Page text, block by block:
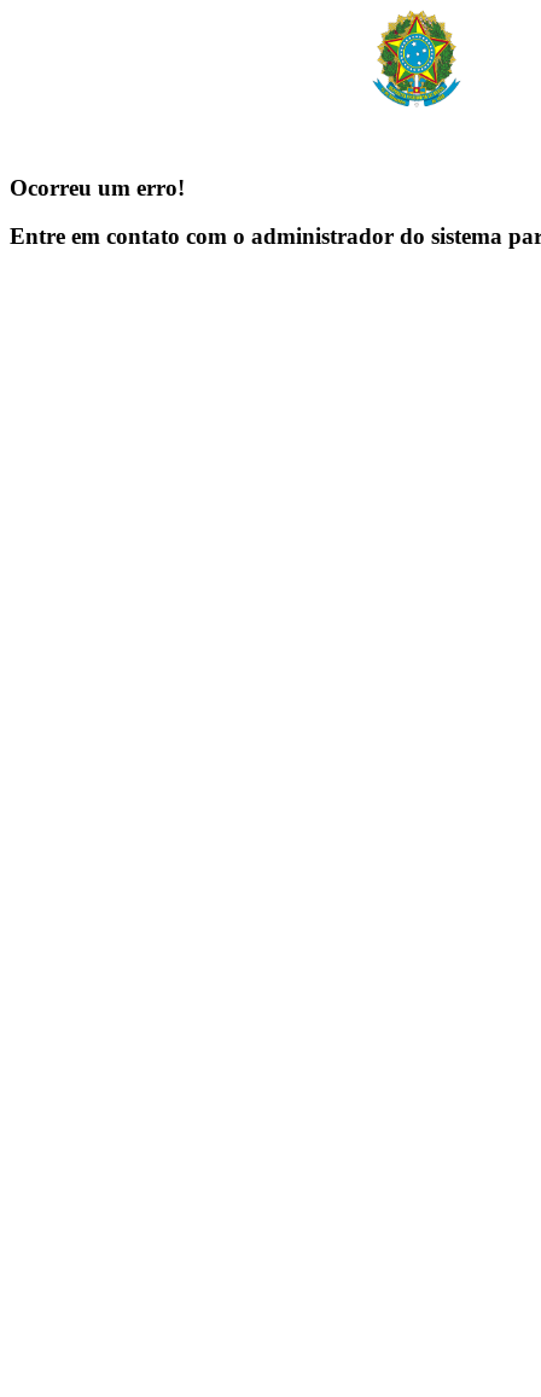
Ocorreu um erro!
Entre em contato com o administrador do sistema